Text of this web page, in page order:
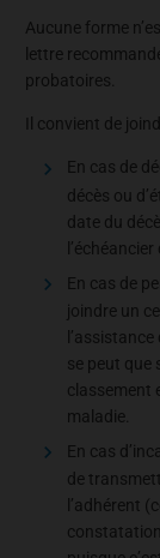
Aucune forme
lettre
probatoires.
Il convient de
En cas de
décès ou
date du
l’échéancier
En cas de
joindre un
se peut que
classement
maladie.
En cas
de
l’adhérent